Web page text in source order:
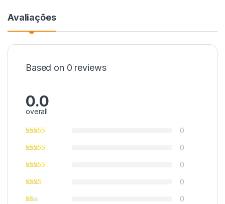
Avaliações
Based on 0 reviews
0.0
overall
0
0
0
0
0